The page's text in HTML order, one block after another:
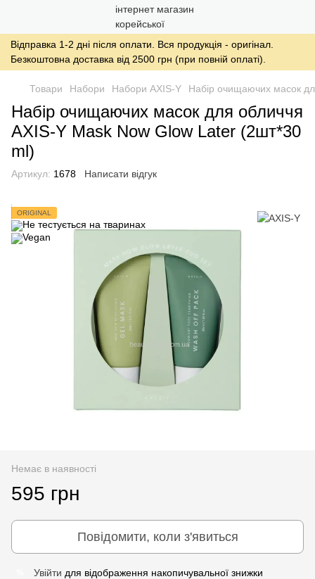
Відправка 1-2 дні після оплати. Вся продукція - оригінал.
Безкоштовна доставка від 2500 грн (при повній оплаті).
Товари Набори Набори AXIS-Y Набір очищаючих масок
Набір очищаючих масок для обличчя
AXIS-Y Mask Now Glow Later (2шт*30
ml)
Артикул: 1678 Написати відгук
ORIGINAL
Немає в наявності
595 грн
Повідомити, коли з'явиться
Увійти для відображення накопичувальної знижки